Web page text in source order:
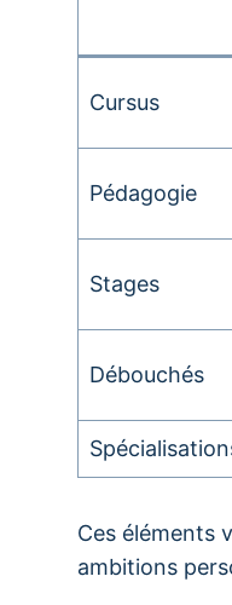
Cursus
Pédagogie
Stages
Débouchés
Ces éléments
ambitions